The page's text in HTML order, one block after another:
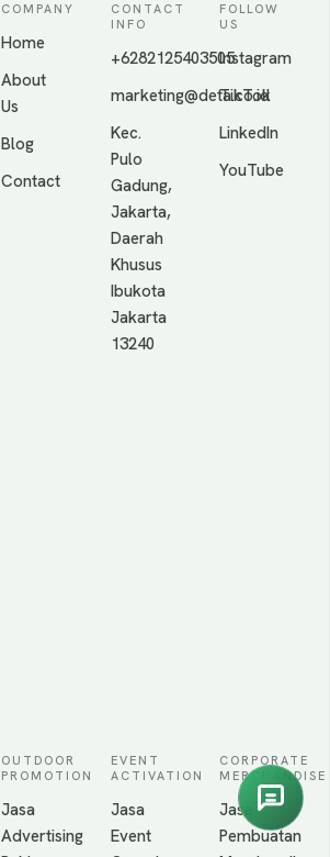
COMPANY
Home
About
Us
Blog
Contact
CONTACT
INFO
+6282125403505
marketing@deta.co.id
Kec.
Pulo
Gadung,
Jakarta,
Daerah
Khusus
Ibukota
Jakarta
13240
FOLLOW
US
Instagram
TikTok
LinkedIn
YouTube
OUTDOOR
PROMOTION
Jasa
Advertising
EVENT
ACTIVATION
Jasa
Event
CORPORATE
MERCHANDISE
Jasa
Pembuatan